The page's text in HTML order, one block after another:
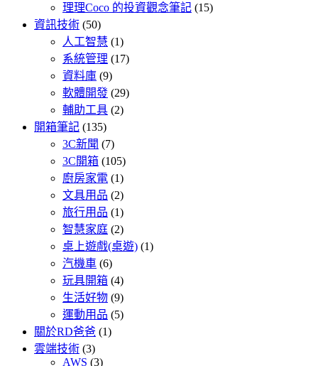
理理Coco 的投資觀念筆記 (15)
資訊技術 (50)
人工智慧 (1)
系統管理 (17)
資料庫 (9)
軟體開發 (29)
輔助工具 (2)
開箱筆記 (135)
3C新聞 (7)
3C開箱 (105)
廚房家電 (1)
文具用品 (2)
旅行用品 (1)
智慧家庭 (2)
桌上遊戲(桌遊) (1)
汽機車 (6)
玩具開箱 (4)
生活好物 (9)
運動用品 (5)
關於RD爸爸 (1)
雲端技術 (3)
AWS (3)